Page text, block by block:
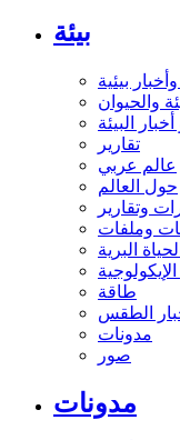
بيئة
بيئية
والحيوان
البيئة
تقارير
عالم عربي
حول العالم
وتقارير
وملفات
الحياة البرية
طاقة
الطقس
مدونات
صور
مدونات